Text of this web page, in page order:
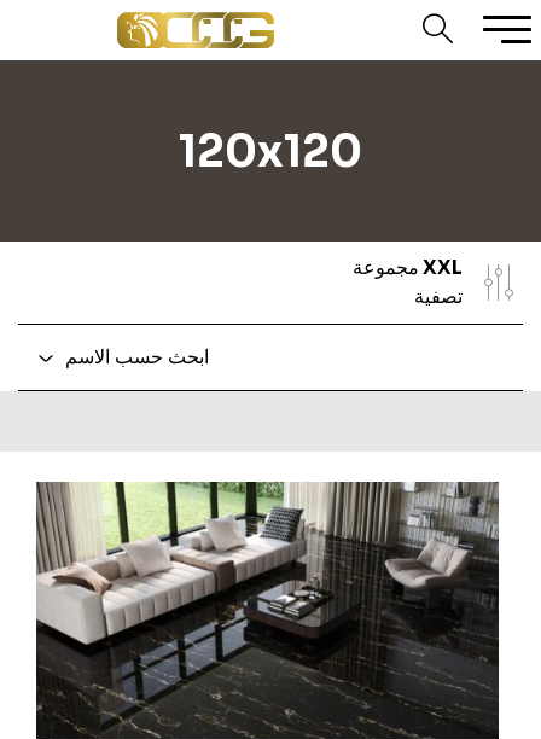
120x120
XXLمجموعة
تصفية
ابحث حسب الاسم